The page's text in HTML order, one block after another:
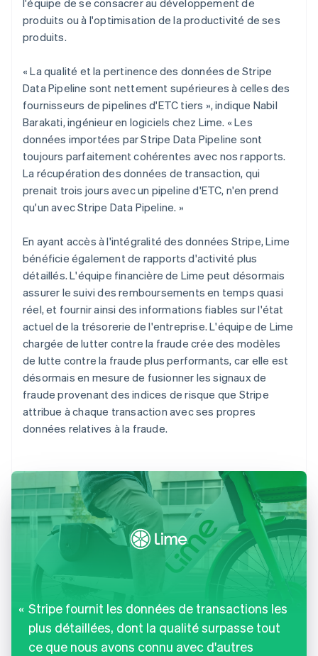
produits ou à l'optimisation de la productivité de ses
produits.
« La qualité et la pertinence des données de Stripe
Data Pipeline sont nettement supérieures à celles des
fournisseurs de pipelines d'ETC tiers », indique Nabil
Barakati, ingénieur en logiciels chez Lime. « Les
données importées par Stripe Data Pipeline sont
toujours parfaitement cohérentes avec nos rapports.
La récupération des données de transaction, qui
prenait trois jours avec un pipeline d'ETC, n'en prend
qu'un avec Stripe Data Pipeline. »
En ayant accès à l'intégralité des données Stripe, Lime
bénéficie également de rapports d'activité plus
détaillés. L'équipe financière de Lime peut désormais
assurer le suivi des remboursements en temps quasi
réel, et fournir ainsi des informations fiables sur l'état
actuel de la trésorerie de l'entreprise. L'équipe de Lime
chargée de lutter contre la fraude crée des modèles
de lutte contre la fraude plus performants, car elle est
désormais en mesure de fusionner les signaux de
fraude provenant des indices de risque que Stripe
attribue à chaque transaction avec ses propres
données relatives à la fraude.
Stripe fournit les données de transactions les
plus détaillées, dont la qualité surpasse tout
ce que nous avons connu avec d'autres